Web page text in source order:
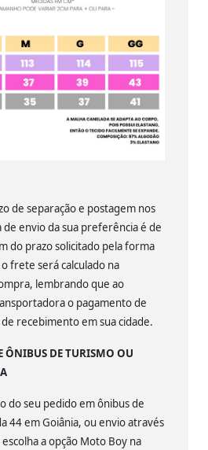
de separação e postagem nos
envio da sua preferência é de
do prazo solicitado pela forma
frete será calculado na
lembrando que ao
o pagamento de
recebimento em sua cidade.
ÔNIBUS DE TURISMO OU
do seu pedido em ônibus de
44 em Goiânia, ou envio através
a opção Moto Boy na